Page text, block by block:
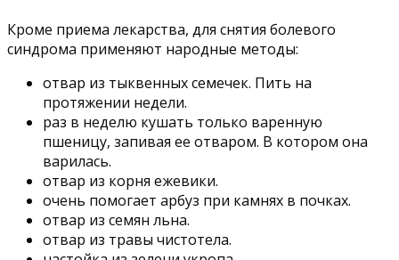
Кроме приема лекарства, для снятия болевого
синдрома применяют народные методы:
отвар из тыквенных семечек. Пить на
протяжении недели.
раз в неделю кушать только варенную
пшеницу, запивая ее отваром. В котором она
варилась.
отвар из корня ежевики.
очень помогает арбуз при камнях в почках.
отвар из семян льна.
отвар из травы чистотела.